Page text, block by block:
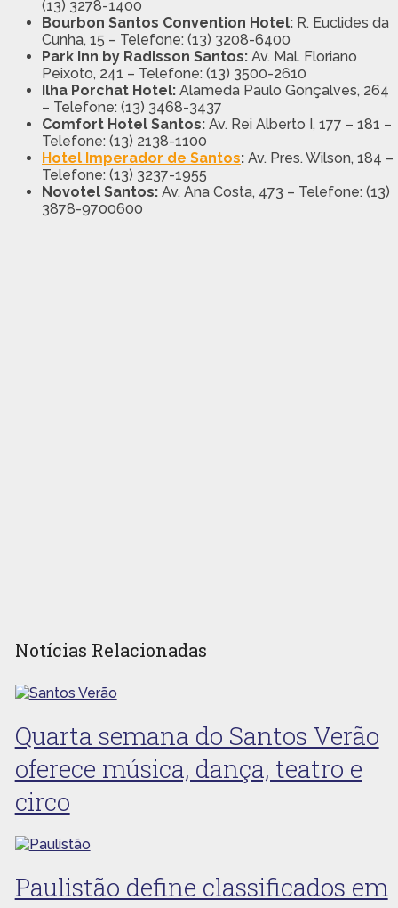
(13) 3278-1400
Bourbon Santos Convention Hotel: R. Euclides da
Cunha, 15 – Telefone: (13) 3208-6400
Park Inn by Radisson Santos: Av. Mal. Floriano
Peixoto, 241 – Telefone: (13) 3500-2610
Ilha Porchat Hotel: Alameda Paulo Gonçalves, 264
– Telefone: (13) 3468-3437
Comfort Hotel Santos: Av. Rei Alberto I, 177 – 181 –
Telefone: (13) 2138-1100
Hotel Imperador de Santos: Av. Pres. Wilson, 184 –
Telefone: (13) 3237-1955
Novotel Santos: Av. Ana Costa, 473 – Telefone: (13)
3878-9700600
Notícias Relacionadas
Quarta semana do Santos Verão
oferece música, dança, teatro e
circo
Paulistão define classificados em